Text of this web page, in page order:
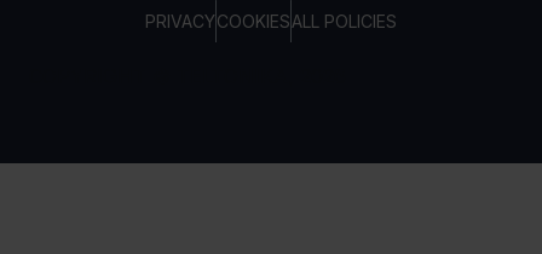
PRIVACYCOOKIESALL POLICIES